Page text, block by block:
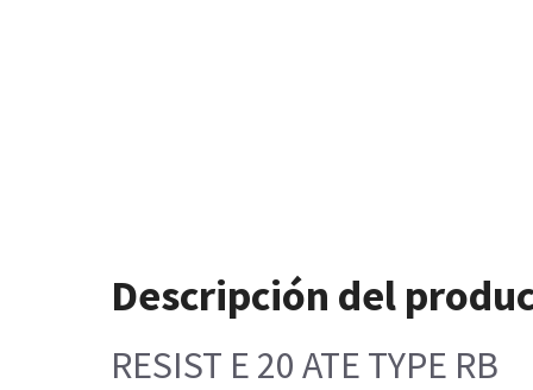
Descripción del
RESIST E 20 ATE TYPE RB